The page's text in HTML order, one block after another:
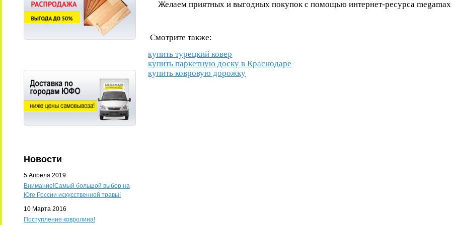
Новости
5 Апреля 2019
Внимание!Самый большой выбор на
Юге России искусственной травы!
10 Марта 2016
Поступление ковролина!
Желаем приятных и выгодных покупок с помощью интернет-ресурса
Смотрите также:
купить турецкий ковер
купить паркетную доску в Краснодаре
купить ковровую дорожку